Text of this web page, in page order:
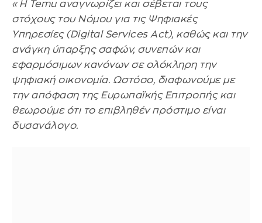
«Η Temu αναγνωρίζει και σέβεται τους
στόχους του Νόμου για τις Ψηφιακές
Υπηρεσίες (Digital Services Act), καθώς και την
ανάγκη ύπαρξης σαφών, συνεπών και
εφαρμόσιμων κανόνων σε ολόκληρη την
ψηφιακή οικονομία. Ωστόσο, διαφωνούμε με
την απόφαση της Ευρωπαϊκής Επιτροπής και
θεωρούμε ότι το επιβληθέν πρόστιμο είναι
δυσανάλογο.